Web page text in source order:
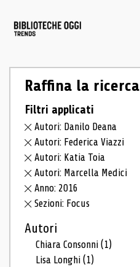
Raffina la ricerca
Filtri applicati
Autori: Danilo Deana
Autori: Federica Viazzi
Autori: Katia Toia
Autori: Marcella Medici
Anno: 2016
Sezioni: Focus
Autori
Chiara Consonni(1)
Lisa Longhi(1)